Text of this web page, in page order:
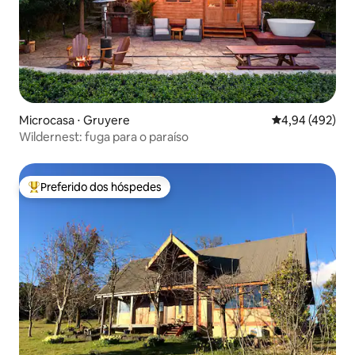
Microcasa ⋅ Gruyere 4,94 de uma
4,94 (492)
Wildernest: fuga para o paraíso
Entre os melhores preferidos dos hóspedes
Preferido dos hóspedes